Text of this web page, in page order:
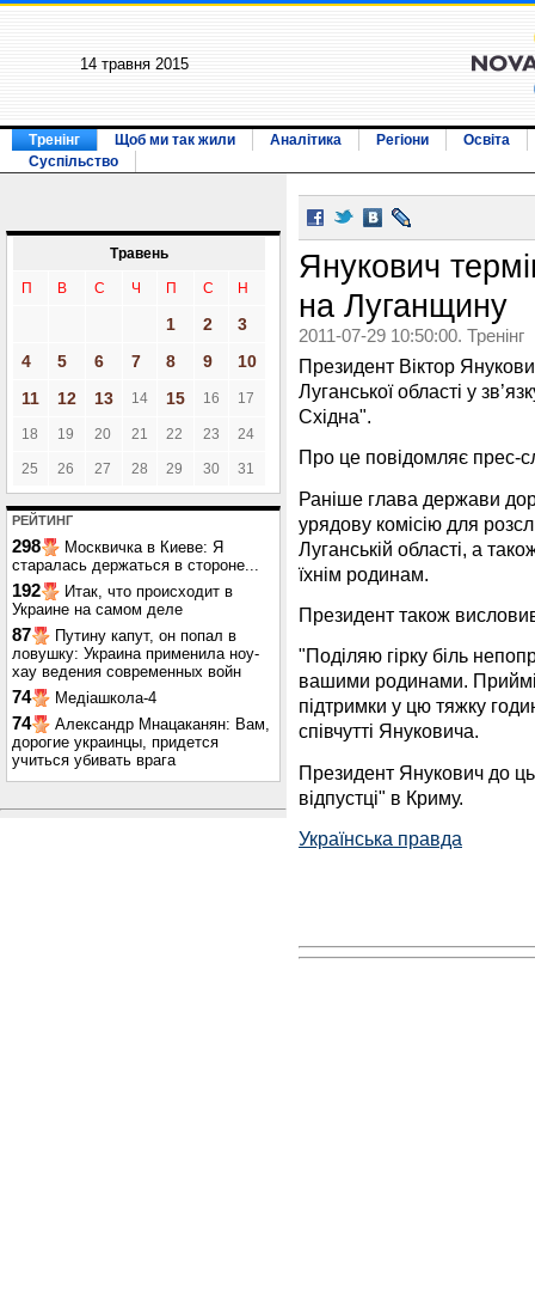
14 травня 2015
Тренінг Щоб ми так жили Аналітика Регіони
Освіта
Суспільство
Травень
П В С Ч П С Н
1 2
3
4
5 6 7 8 9
10
11
12 13 14 15 16 17
18 19 20 21 22 23 24
25 26 27 28 29 30 31
РЕЙТИНГ
298
Москвичка в Киеве: Я
старалась держаться в стороне...
192
Итак, что происходит в
Украине на самом деле
87
Путину капут, он попал в
ловушку: Украина применила ноу-
хау ведения современных войн
74 Медіашкола-4
74
Александр Мнацаканян: Вам,
дорогие украинцы, придется
учиться убивать врага
Янукович
на Луганщину
2011-07-29 10:50:00. Тренінг
Президент Віктор
Луганської області у
Східна".
Про це повідомляє прес-
Раніше глава держави
урядову комісію для
Луганській області, а
їхнім родинам.
Президент також
"Поділяю гірку біль
вашими родинами.
підтримки у цю тяжку
співчутті Януковича.
Президент Янукович до
відпустці" в Криму.
Українська правда